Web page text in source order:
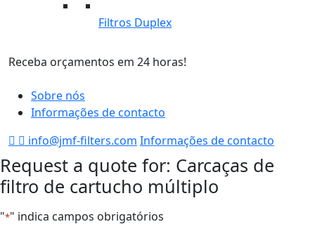
Filtros Duplex
Receba orçamentos em 24 horas!
Sobre nós
Informações de contacto
info@jmf-filters.com Informações de contacto
Request a quote for: Carcaças de
filtro de cartucho múltiplo
"*" indica campos obrigatórios